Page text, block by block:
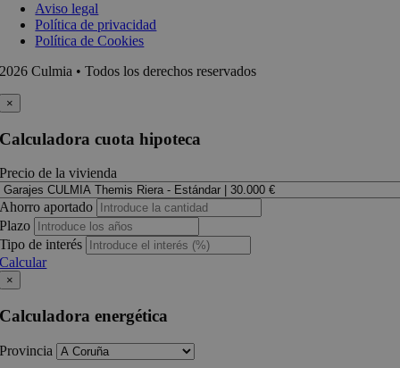
Aviso legal
Política de privacidad
Política de Cookies
2026 Culmia • Todos los derechos reservados
×
Calculadora cuota hipoteca
Precio de la vivienda
Ahorro aportado
Plazo
Tipo de interés
Calcular
×
Calculadora energética
Provincia